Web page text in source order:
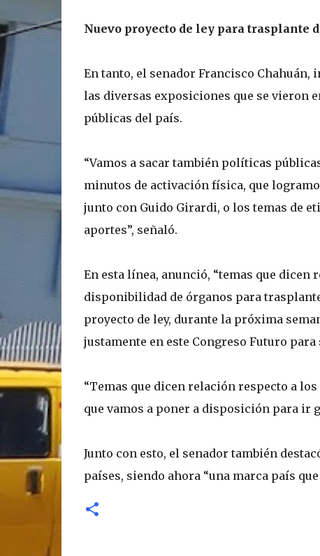
Nuevo proyecto de ley para trasplante
En tanto, el senador Francisco Chahuán,
las diversas exposiciones que se vieron
públicas del país.
“Vamos a sacar también políticas
minutos de activación física, que
junto con Guido Girardi, o los temas de
aportes”, señaló.
En esta línea, anunció, “temas que
disponibilidad de órganos para
proyecto de ley, durante la próxima
justamente en este Congreso Futuro para
“Temas que dicen relación respecto a
que vamos a poner a disposición para ir
Junto con esto, el senador también
países, siendo ahora “una marca país